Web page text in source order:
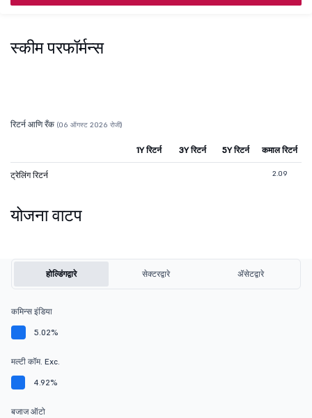
स्कीम परफॉर्मन्स
रिटर्न आणि रँक (06 ऑगस्ट 2026 रोजी)
1Y रिटर्न 3Y रिटर्न 5Y रिटर्न कमाल रिटर्न
ट्रेलिंग रिटर्न 2.09
योजना वाटप
होल्डिंगद्वारे सेक्टरद्वारे ॲसेटद्वारे
कमिन्स इंडिया
5.02%
मल्टी कॉम. Exc.
4.92%
बजाज ऑटो